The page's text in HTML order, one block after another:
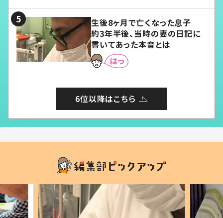
生後8ヶ月で亡くなった息子
約3年半後、当時の妻の日記に
書いてあった本音とは
6位以降はこちら